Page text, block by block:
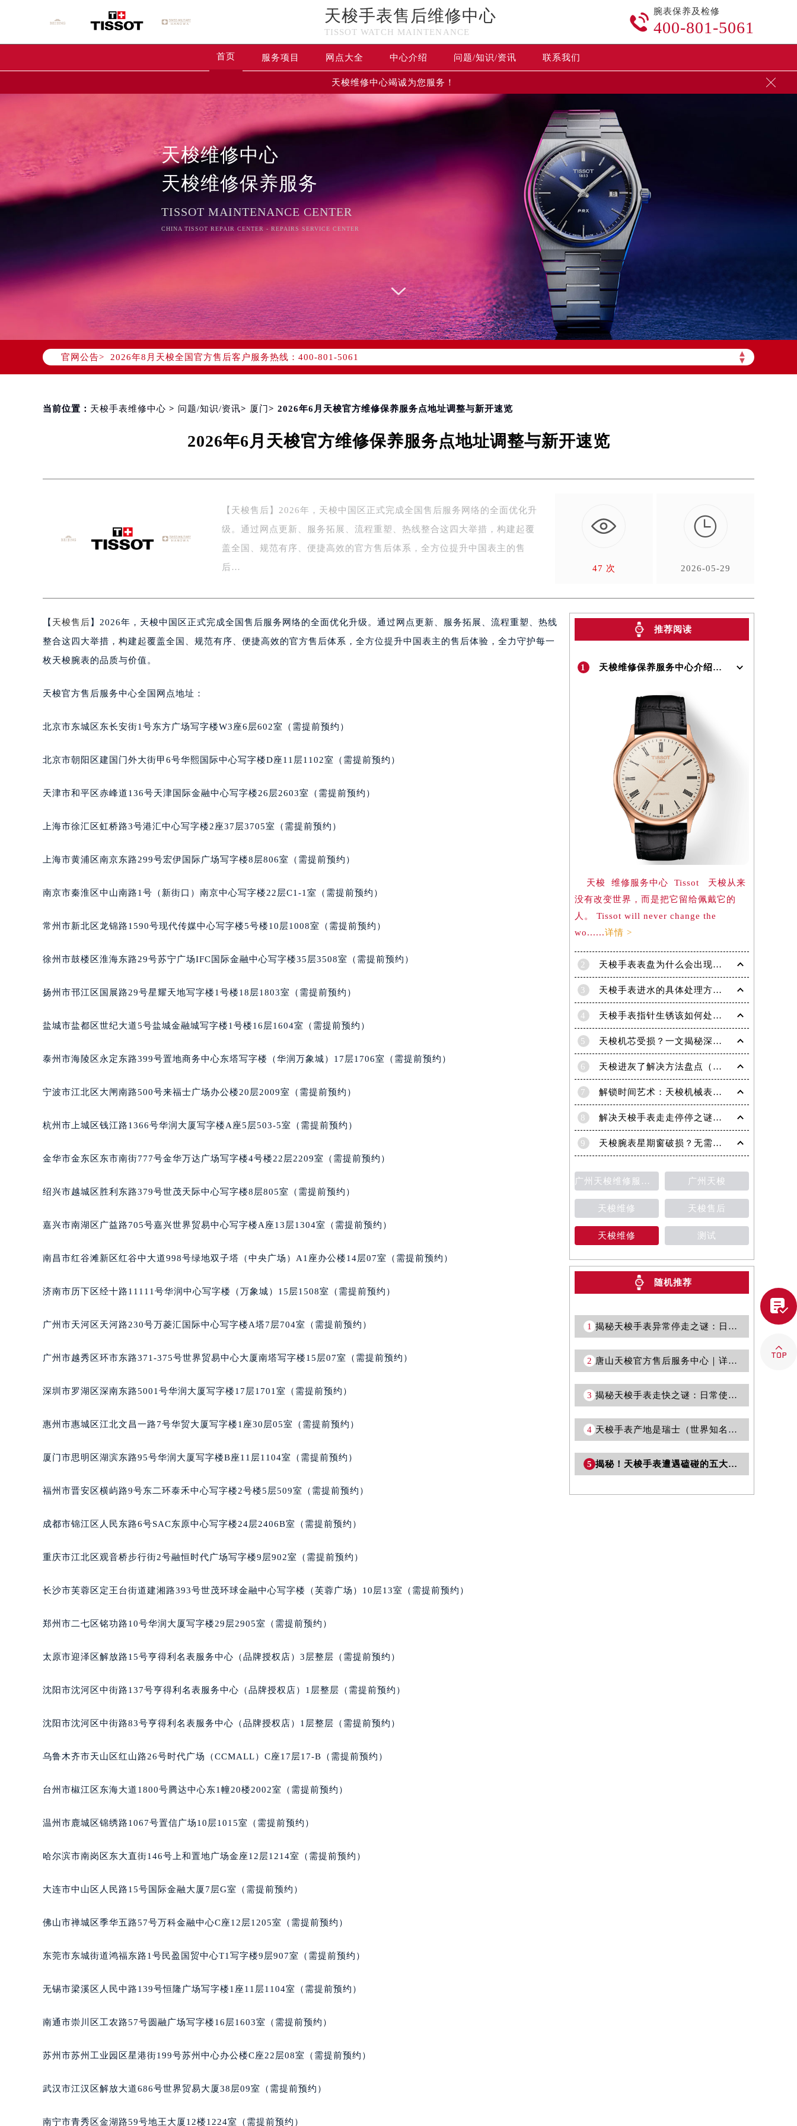
天梭手表售后维修中心
TISSOT WATCH MAINTENANCE

腕表保养及检修
400-801-5061
首页 服务项目 网点大全 中心介绍 问题/知识/资讯 联系我们
天梭维修中心竭诚为您服务！ 
天梭维修中心
天梭维修保养服务
TISSOT MAINTENANCE CENTER
CHINA TISSOT REPAIR CENTER - REPAIRS SERVICE CENTER
官网公告> ▲
▼
2026年8月天梭中国区售后服务网络优化升级公告
2026年8月天梭全国官方售后客户服务热线：400-801-5061
天梭官方全国统一服务热线400-801-5061，服务覆盖中国大陆、香港、澳门、台湾全部区域（非大陆需加拨“+86”）
2026年8月天梭售后服务中心最新网点地址：
北京市东城区东长安街1号东方广场写字楼W3座6层602室（需提前预约）
上海市徐汇区虹桥路3号港汇中心写字楼2座37层3705室（需提前预约）
徐州市鼓楼区淮海东路29号苏宁广场IFC国际金融中心写字楼35层3508室（需提前预约）
扬州市邗江区国展路29号星耀天地写字楼1号楼18层1803室（需提前预约）
盐城市盐都区世纪大道5号盐城金融城写字楼1号楼16层1604室（需提前预约）
宁波市江北区大闸南路500号来福士广场办公楼20层2009室（需提前预约）
绍兴市越城区胜利东路379号世茂天际中心写字楼8层805室（需提前预约）
嘉兴市南湖区广益路705号嘉兴世界贸易中心写字楼A座13层1304室（需提前预约）
南昌市红谷滩新区红谷中大道998号绿地双子塔（中央广场）A1座办公楼14层07室（需提前预约）
广州市天河区天河路230号万菱汇国际中心写字楼A塔7层704室（需提前预约）
深圳市罗湖区深南东路5001号华润大厦写字楼17层1701室（需提前预约）
厦门市思明区湖滨东路95号华润大厦写字楼B座11层1104室（需提前预约）
成都市锦江区人民东路6号SAC东原中心写字楼24层2406B室（需提前预约）
长沙市芙蓉区定王台街道建湘路393号世茂环球金融中心写字楼（芙蓉广场）10层13室（需提前预约）
太原市迎泽区解放路15号亨得利名表服务中心（品牌授权店）3层整层（需提前预约）
沈阳市沈河区中街路83号亨得利名表服务中心（品牌授权店）1层整层（需提前预约）
温州市鹿城区锦绣路1067号置信广场10层1015室（需提前预约）
大连市中山区人民路15号国际金融大厦7层G室（需提前预约）
东莞市东城街道鸿福东路1号民盈国贸中心T1写字楼9层907室（需提前预约）
南通市崇川区工农路57号圆融广场写字楼16层1603室（需提前预约）
武汉市江汉区解放大道686号世界贸易大厦38层09室（需提前预约）
合肥市蜀山区潜山路111号万象城华润大厦B座12楼03室（需提前预约）
青岛市南区山东路6号华润大厦B座22层04室（需提前预约）
长春市朝阳区西安大路727号中银大厦A座(旺进大厦)18层09室（需提前预约）
昆明市盘龙区北京路928号同德昆明广场写字楼10层06室（需提前预约）
西安市碑林区南关正街88号华侨城长安国际中心E座6楼10室（需提前预约）
唐山市路南区新华东道100号万达广场写字楼A座10层1002室（需提前预约）
内蒙古自治区呼和浩特市玉泉区大学西街70号华润万象城写字楼（鄂尔多斯大厦）23层2326室（需提前预约）
重庆市解放碑渝中区民权路28号英利国际金融中心写字楼20层01室（需提前预约）
黑龙江省鹤岗市向阳区红军路天梭售后服务中心（需提前预约）
黑龙江省鸡西市鸡冠区红军路天梭售后服务中心（需提前预约）
黑龙江省牡丹江市东安区太平路天梭售后服务中心（需提前预约）
黑龙江省齐齐哈尔市龙沙区龙华路天梭售后服务中心（需提前预约）
黑龙江省绥化市北林区新华街与康庄路交叉口天梭售后服务中心（需提前预约）
吉林省白城市洮北区明仁南街天梭售后服务中心（需提前预约）
吉林省吉林市船营区河南街天梭售后服务中心（需提前预约）
吉林省梅河口市新华街道梅河大街天梭售后服务中心（需提前预约）
吉林省松原市宁江区五环大街天梭售后服务中心（需提前预约）
吉林省延边市延吉市解放路天梭售后服务中心（需提前预约）
辽宁省本溪市平山区胜利路天梭售后服务中心（需提前预约）
辽宁省丹东市振兴区七经街天梭售后服务中心（需提前预约）
辽宁省阜新市海州区解放大街天梭售后服务中心（需提前预约）
辽宁省锦州市古塔区中央大街天梭售后服务中心（需提前预约）
辽宁省盘锦市兴隆台区石油大街天梭售后服务中心（需提前预约）
辽宁省营口市站前区市府路与渤海大街交叉口天梭售后服务中心（需提前预约）
辽宁省沈阳市沈河区中街路83号亨得利名表维修授权店1楼天梭售后服务中心（需提前预约）
北京市东城区东长安街1号王府井东方广场W3座6层602室天梭售后服务中心（需提前预约）
内蒙古自治区阿拉善盟市左旗土尔扈特大街天梭售后服务中心（需提前预约）
内蒙古自治区包头市青山区幸福路甲3号王府井百货名表维修天梭售后服务中心（需提前预约）
内蒙古自治区鄂尔多斯市东胜区伊金霍洛街天梭售后服务中心（需提前预约）
内蒙古自治区通辽市科尔沁区明仁大街天梭售后服务中心（需提前预约）
内蒙古自治区乌兰察布市集宁区恩和大街天梭售后服务中心（需提前预约）
内蒙古自治区兴安盟市乌兰浩特市兴安大街天梭售后服务中心（需提前预约）
当前位置： 天梭手表维修中心 > 问题/知识/资讯> 厦门 > 2026年6月天梭官方维修保养服务点地址调整与新开速览
2026年6月天梭官方维修保养服务点地址调整与新开速览
【天梭售后】2026年，天梭中国区正式完成全国售后服务网络的全面优化升
级。通过网点更新、服务拓展、流程重塑、热线整合这四大举措，构建起覆
盖全国、规范有序、便捷高效的官方售后体系，全方位提升中国表主的售
后…
47 次

2026-05-29
【 天梭售后 】2026年，天梭中国区正式完成全国售后服务网络的全面优化升级。通过网点更新、服务拓展、流程重塑、热线
整合这四大举措，构建起覆盖全国、规范有序、便捷高效的官方售后体系，全方位提升中国表主的售后体验，全力守护每一
枚天梭腕表的品质与价值。
天梭官方售后服务中心全国网点地址：
北京市东城区东长安街1号东方广场写字楼W3座6层602室（需提前预约）
北京市朝阳区建国门外大街甲6号华熙国际中心写字楼D座11层1102室（需提前预约）
天津市和平区赤峰道136号天津国际金融中心写字楼26层2603室（需提前预约）
上海市徐汇区虹桥路3号港汇中心写字楼2座37层3705室（需提前预约）
上海市黄浦区南京东路299号宏伊国际广场写字楼8层806室（需提前预约）
南京市秦淮区中山南路1号（新街口）南京中心写字楼22层C1-1室（需提前预约）
常州市新北区龙锦路1590号现代传媒中心写字楼5号楼10层1008室（需提前预约）
徐州市鼓楼区淮海东路29号苏宁广场IFC国际金融中心写字楼35层3508室（需提前预约）
扬州市邗江区国展路29号星耀天地写字楼1号楼18层1803室（需提前预约）
盐城市盐都区世纪大道5号盐城金融城写字楼1号楼16层1604室（需提前预约）
泰州市海陵区永定东路399号置地商务中心东塔写字楼（华润万象城）17层1706室（需提前预约）
宁波市江北区大闸南路500号来福士广场办公楼20层2009室（需提前预约）
杭州市上城区钱江路1366号华润大厦写字楼A座5层503-5室（需提前预约）
金华市金东区东市南街777号金华万达广场写字楼4号楼22层2209室（需提前预约）
绍兴市越城区胜利东路379号世茂天际中心写字楼8层805室（需提前预约）
嘉兴市南湖区广益路705号嘉兴世界贸易中心写字楼A座13层1304室（需提前预约）
南昌市红谷滩新区红谷中大道998号绿地双子塔（中央广场）A1座办公楼14层07室（需提前预约）
济南市历下区经十路11111号华润中心写字楼（万象城）15层1508室（需提前预约）
广州市天河区天河路230号万菱汇国际中心写字楼A塔7层704室（需提前预约）
广州市越秀区环市东路371-375号世界贸易中心大厦南塔写字楼15层07室（需提前预约）
深圳市罗湖区深南东路5001号华润大厦写字楼17层1701室（需提前预约）
惠州市惠城区江北文昌一路7号华贸大厦写字楼1座30层05室（需提前预约）
厦门市思明区湖滨东路95号华润大厦写字楼B座11层1104室（需提前预约）
福州市晋安区横屿路9号东二环泰禾中心写字楼2号楼5层509室（需提前预约）
成都市锦江区人民东路6号SAC东原中心写字楼24层2406B室（需提前预约）
重庆市江北区观音桥步行街2号融恒时代广场写字楼9层902室（需提前预约）
长沙市芙蓉区定王台街道建湘路393号世茂环球金融中心写字楼（芙蓉广场）10层13室（需提前预约）
郑州市二七区铭功路10号华润大厦写字楼29层2905室（需提前预约）
太原市迎泽区解放路15号亨得利名表服务中心（品牌授权店）3层整层（需提前预约）
沈阳市沈河区中街路137号亨得利名表服务中心（品牌授权店）1层整层（需提前预约）
沈阳市沈河区中街路83号亨得利名表服务中心（品牌授权店）1层整层（需提前预约）
乌鲁木齐市天山区红山路26号时代广场（CCMALL）C座17层17-B（需提前预约）
台州市椒江区东海大道1800号腾达中心东1幢20楼2002室（需提前预约）
温州市鹿城区锦绣路1067号置信广场10层1015室（需提前预约）
哈尔滨市南岗区东大直街146号上和置地广场金座12层1214室（需提前预约）
大连市中山区人民路15号国际金融大厦7层G室（需提前预约）
佛山市禅城区季华五路57号万科金融中心C座12层1205室（需提前预约）
东莞市东城街道鸿福东路1号民盈国贸中心T1写字楼9层907室（需提前预约）
无锡市梁溪区人民中路139号恒隆广场写字楼1座11层1104室（需提前预约）
南通市崇川区工农路57号圆融广场写字楼16层1603室（需提前预约）
苏州市苏州工业园区星港街199号苏州中心办公楼C座22层08室（需提前预约）
武汉市江汉区解放大道686号世界贸易大厦38层09室（需提前预约）
南宁市青秀区金湖路59号地王大厦12楼1224室（需提前预约）
推荐阅读
1 天梭维修保养服务中心介绍 | Tissot
天梭 维修服务中心 Tissot 天梭从来
没有改变世界，而是把它留给佩戴它的
人。 Tissot will never change the
wo......详情 >
2 天梭手表表盘为什么会出现生锈现象呢？
3 天梭手表进水的具体处理方法有哪些！
4 天梭手表指针生锈该如何处理？
5 天梭机芯受损？一文揭秘深度处理技巧！
6 天梭进灰了解决方法盘点（日常保养与清洁技巧）
7 解锁时间艺术：天梭机械表机芯生锈修复秘籍
8 解决天梭手表走走停停之谜：专业处理方法全面解析
9 天梭腕表星期窗破损？无需担心，这里有解决方案
广州天梭维修服务中心 广州天梭
天梭维修 天梭售后
天梭维修 测试
随机推荐
1 揭秘天梭手表异常停走之谜：日常保养与故障排查指南
2 唐山天梭官方售后服务中心｜详细网点地址及热线权威信息公示（2026年7月更新）
3 揭秘天梭手表走快之谜：日常使用中隐藏的奥秘
4 天梭手表产地是瑞士（世界知名制表工艺的象征）
5 揭秘！天梭手表遭遇磕碰的五大常见原因

